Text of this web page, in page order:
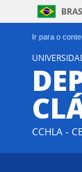
Ir para o
CCHLA -